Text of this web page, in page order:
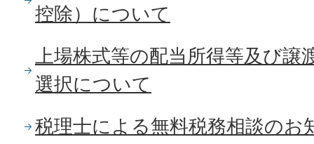
控除）について
上場株式等の配当所得等及び譲
選択について
税理士による無料税務相談のお